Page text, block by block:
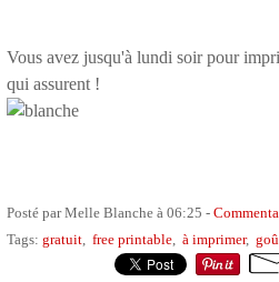
Vous avez jusqu'à lundi soir pour
qui assurent !
Posté par Melle Blanche à 06:25 -
Tags: gratuit, free printable, à imprimer,